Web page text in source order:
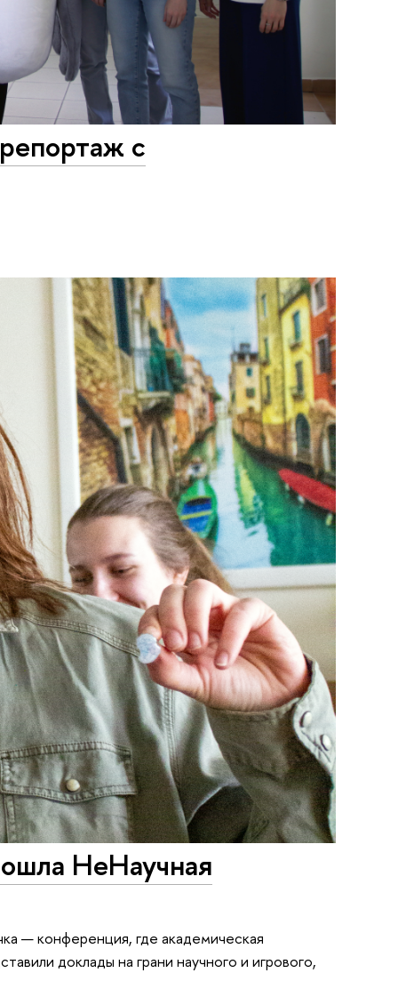
с
НеНаучная
— конференция, где академическая
доклады на грани научного и игрового,